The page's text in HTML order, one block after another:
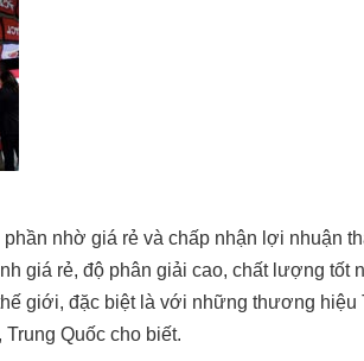
nhờ giá rẻ và chấp nhận lợi nhuận
giá rẻ, độ phân giải cao, chất lượng tốt
giới, đặc biệt là với những thương hiệu
Quốc cho biết.